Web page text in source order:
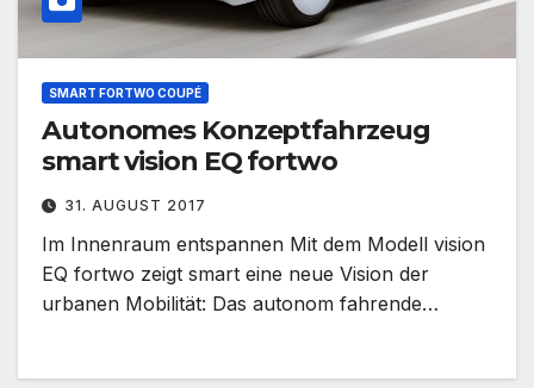
SMART FORTWO COUPÉ
Autonomes Konzeptfahrzeug
smart vision EQ fortwo
31. AUGUST 2017
Im Innenraum entspannen Mit dem Modell vision
EQ fortwo zeigt smart eine neue Vision der
urbanen Mobilität: Das autonom fahrende…